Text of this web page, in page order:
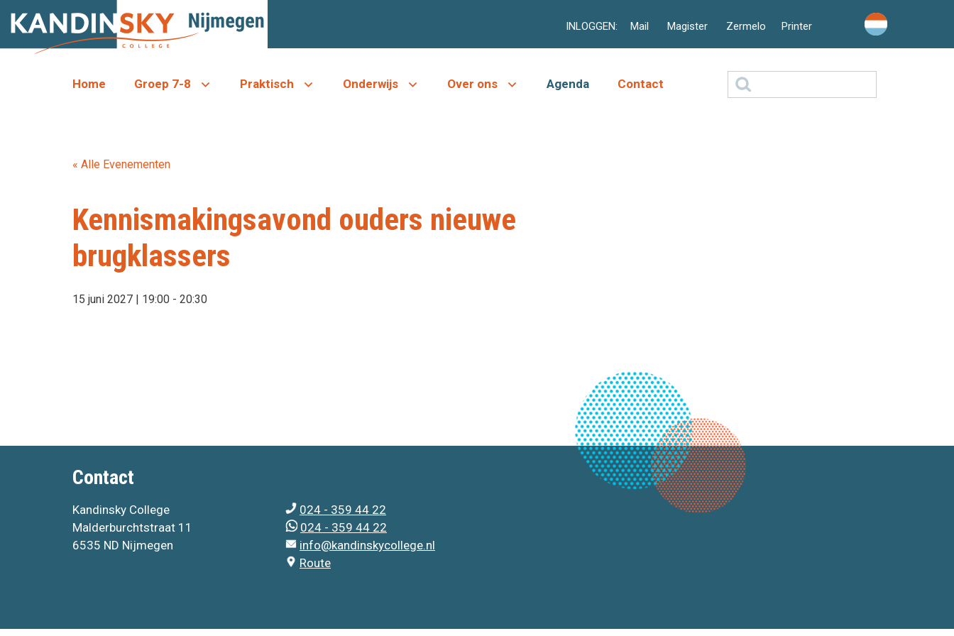
naar
INLOGGEN: Mail Magister Zermelo Printer
Home Groep 7-8 Praktisch Onderwijs Over ons Agenda Contact
« Alle Evenementen
Kennismakingsavond ouders nieuwe
brugklassers
15 juni 2027 | 19:00 - 20:30
Contact
Kandinsky College
Malderburchtstraat 11
6535 ND Nijmegen
024 - 359 44 22
024 - 359 44 22
info@kandinskycollege.nl
Route